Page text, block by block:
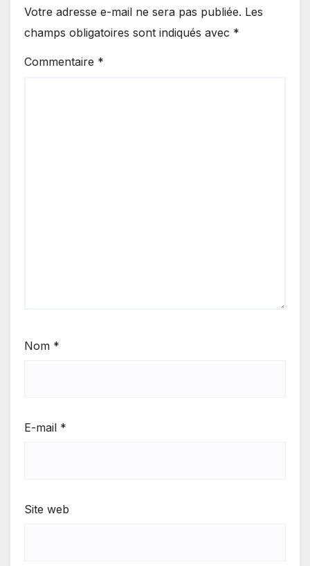
Votre adresse e-mail ne sera pas publiée. Les
champs obligatoires sont indiqués avec *
Commentaire *
Nom *
E-mail *
Site web